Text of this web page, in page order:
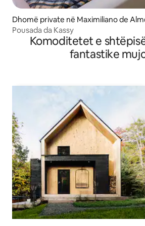
Dhomë private në Maximiliano de
Pousada da Kassy
Komoditetet e
fantastike